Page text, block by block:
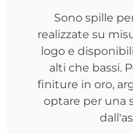
Sono spille
realizzate su
logo e
alti che bassi.
finiture in oro,
optare per una